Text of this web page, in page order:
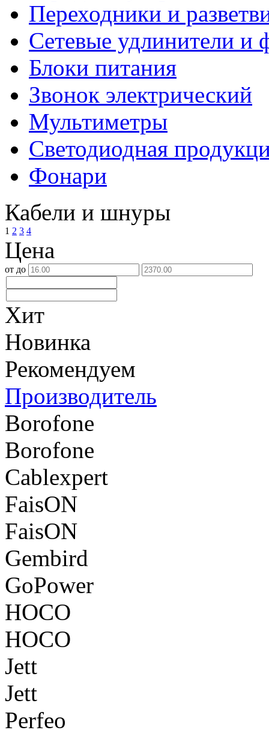
Переходники и
Сетевые удлинители и
Блоки питания
Звонок электрический
Мультиметры
Светодиодная
Фонари
Кабели и шнуры
1 2 3 4
Цена
от до
Хит
Новинка
Рекомендуем
Производитель
Borofone
Borofone
Cablexpert
FaisON
FaisON
Gembird
GoPower
HOCO
HOCO
Jett
Jett
Perfeo